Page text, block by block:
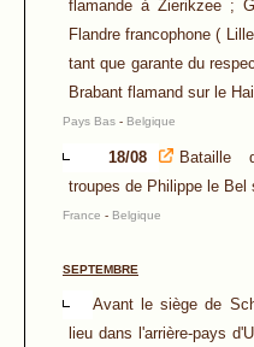
flamande à Zierikzee ;
Flandre francophone (
tant que garante du
Brabant flamand sur le
Pays Bas - Belgique
18/08
Bataille
troupes de Philippe le Bel
France - Belgique
SEPTEMBRE
Avant le siège de
lieu dans l'arrière-pays